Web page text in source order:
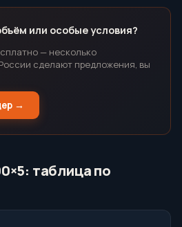
или особые условия?
— несколько
сделают предложения, вы
→
таблица по